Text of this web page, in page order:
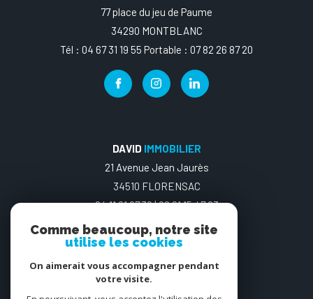
77 place du jeu de Paume
34290 MONTBLANC
Tél : 04 67 31 19 55 Portable : 07 82 26 87 20
DAVID IMMOBILIER
21 Avenue Jean Jaurès
34510 FLORENSAC
04.11.91.97.30 | 06 21 15 47 03
Comme beaucoup, notre site
utilise les cookies
On aimerait vous accompagner pendant
votre visite.